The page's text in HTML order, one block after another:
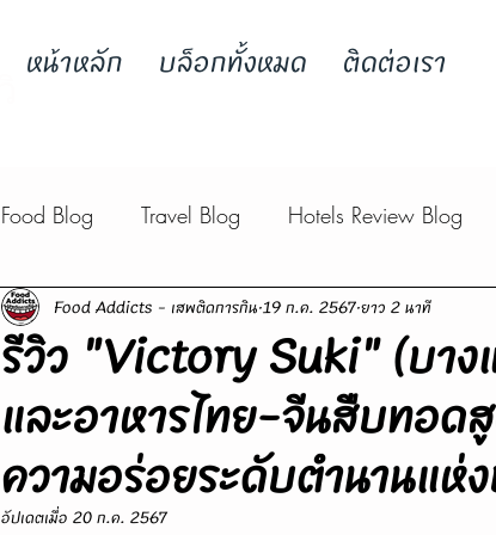
หน้าหลัก บล็อกทั้งหมด ติดต่อเรา
Food Blog Travel Blog Hotels Review Blog
รีวิว "Victory Suki" (บา
และอาหารไทย-จีนสืบทอด
ความอร่อยระดับตำนานแห่
Food Addicts - เสพติดการกิน 19 ก.ค. 2567ยาว 2 นาที
อัปเดตเมื่อ 20 ก.ค. 2567